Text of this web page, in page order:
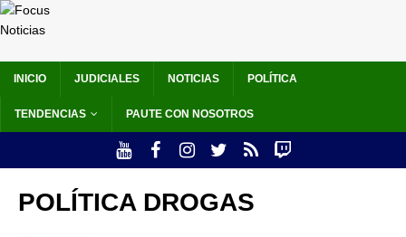
INICIO JUDICIALES NOTICIAS POLÍTICA
TENDENCIAS PAUTE CON NOSOTROS
POLÍTICA DROGAS